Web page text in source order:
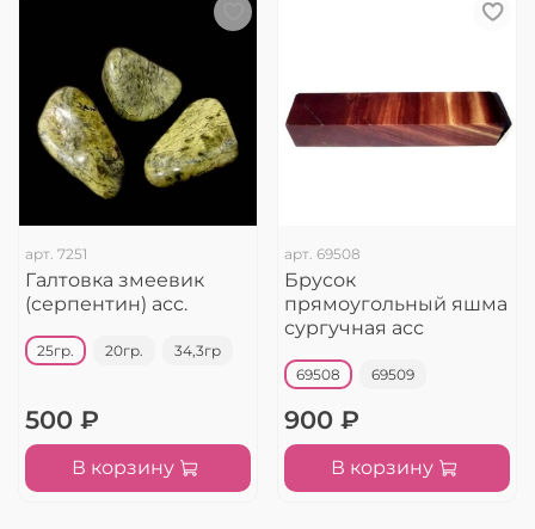
арт. 7251
Галтовка змеевик
(серпентин) асс.
25гр. 20гр. 34,3гр
500 ₽
В корзину
арт. 69508
Брусок
прямоугольный яшма
сургучная асс
69508 69509
900 ₽
В корзину